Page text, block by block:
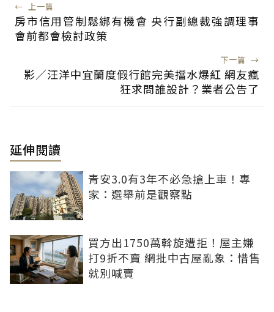
← 上一篇
房市信用管制鬆綁有機會 央行副總裁強調理事
會前都會檢討政策
下一篇 →
影／汪洋中宜蘭度假行館完美擋水爆紅 網友瘋
狂求問誰設計？業者公告了
延伸閱讀
青安3.0有3年不必急搶上車！專
家：選舉前是觀察點
買方出1750萬斡旋遭拒！屋主嫌
打9折不賣 網批中古屋亂象：惜售
就別喊賣